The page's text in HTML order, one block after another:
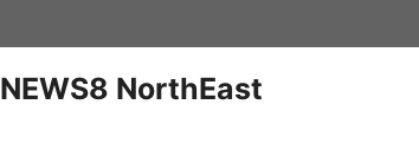
NEWS8 NorthEast